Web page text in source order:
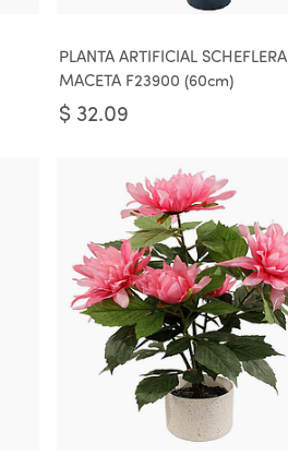
PLANTA ARTIFICIAL SCHEFLERA
MACETA F23900 (60cm)
$ 32.09